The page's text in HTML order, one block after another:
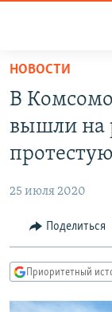
доступа
основному
Вернутся
Вернутся
АВТОРСКИЕ
МНЕНИЯ
КУЛЬТУРА
НОВОСТИ
В
вышли на
25 июля 2020
Поделиться
Приоритетный